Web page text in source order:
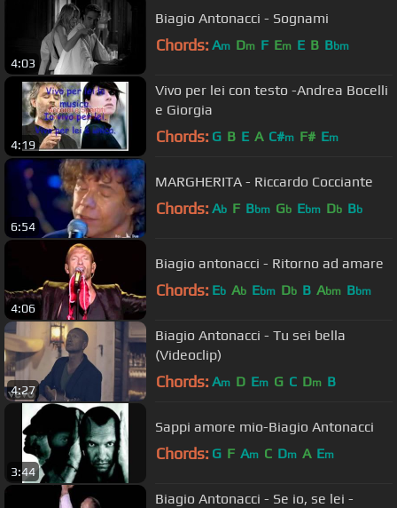
4:03
Biagio Antonacci - Sognami
Chords: Am Dm F Em E B Bbm
4:19
Vivo per lei con testo -Andrea Bocelli
e Giorgia
Chords: G B E A C#m F# Em
6:54
MARGHERITA - Riccardo Cocciante
Chords: Ab F Bbm Gb Ebm Db Bb
4:06
Biagio antonacci - Ritorno ad amare
Chords: Eb Ab Ebm Db B Abm Bbm
4:27
Biagio Antonacci - Tu sei bella
(Videoclip)
Chords: Am D Em G C Dm B
3:44
Sappi amore mio-Biagio Antonacci
Chords: G F Am C Dm A Em
Biagio Antonacci - Se io, se lei -